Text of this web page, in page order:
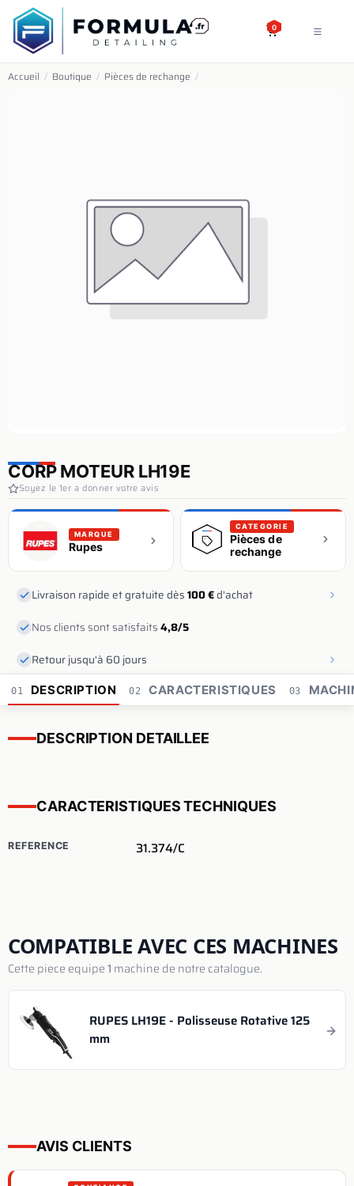
SE RENDRE AU CONTENU
0
Accueil / Boutique / Pièces de rechange /
CORP MOTEUR LH19E
Soyez le 1er a donner votre avis
MARQUE
Rupes
CATEGORIE
Pièces de
rechange
Livraison rapide et gratuite dès100 €d'achat
Nos clients sont satisfaits4,8/5
Retour jusqu'à 60 jours
01 DESCRIPTION 02 CARACTERISTIQUES 03
DESCRIPTION DETAILLEE
CARACTERISTIQUES TECHNIQUES
REFERENCE 31.374/C
COMPATIBLE AVEC CES MACHINES
Cette piece equipe1 machine de notre catalogue.
RUPES LH19E - Polisseuse Rotative 125
mm
AVIS CLIENTS